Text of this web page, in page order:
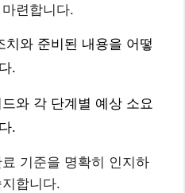
련합니다.
치와 준비된 내용을 어떻
.
와 각 단계별 예상 소요
.
기준을 명확히 인지하
합니다.